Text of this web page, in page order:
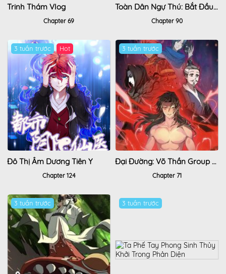
Trinh Thám Vlog
Chapter 69
Toàn Dân Ngự Thú: Bắt Đầu Thức Tỉnh Thiên Phú Cấp Thần Thoại
Chapter 90
3 tuần trước Hot
Đô Thị Âm Dương Tiên Y
Chapter 124
3 tuần trước
Đại Đường: Võ Thần Group Chat
Chapter 71
3 tuần trước 3 tuần trước